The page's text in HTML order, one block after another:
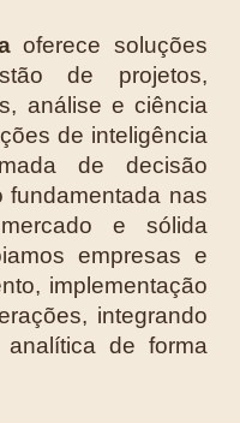
oferece soluções
de projetos,
análise e ciência
de inteligência
de decisão
fundamentada nas
e sólida
empresas e
implementação
integrando
analítica de forma